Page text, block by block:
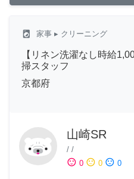
local_laundry_service 家事 ▸ クリーニング
【リネン洗濯なし時給
掃スタッフ
京都府
山崎SR
/ /
sentiment_satisfied 0 sentiment_neutral 0 sentiment_dissatisfied 0